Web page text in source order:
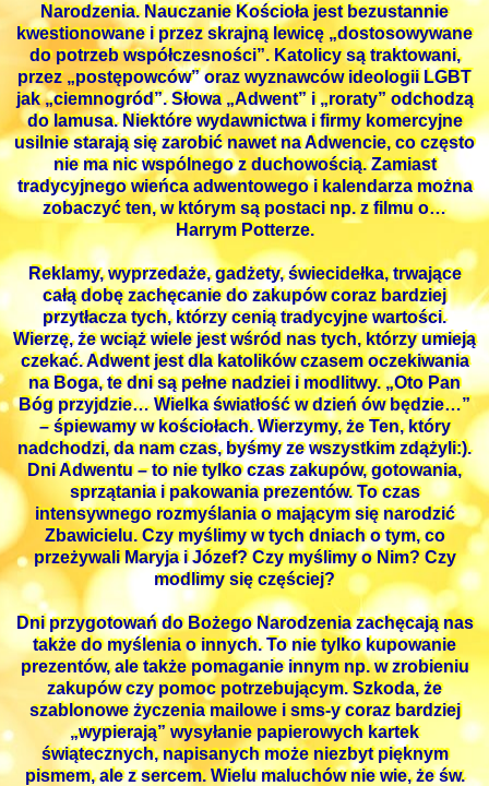
Narodzenia. Nauczanie Kościoła jest bezustannie
kwestionowane i przez skrajną lewicę „dostosowywane
do potrzeb współczesności”. Katolicy są traktowani,
przez „postępowców” oraz wyznawców ideologii LGBT
jak „ciemnogród”. Słowa „Adwent” i „roraty” odchodzą
do lamusa. Niektóre wydawnictwa i firmy komercyjne
usilnie starają się zarobić nawet na Adwencie, co często
nie ma nic wspólnego z duchowością. Zamiast
tradycyjnego wieńca adwentowego i kalendarza można
zobaczyć ten, w którym są postaci np. z filmu o…
Harrym Potterze.
Reklamy, wyprzedaże, gadżety, świecidełka, trwające
całą dobę zachęcanie do zakupów coraz bardziej
przytłacza tych, którzy cenią tradycyjne wartości.
Wierzę, że wciąż wiele jest wśród nas tych, którzy umieją
czekać. Adwent jest dla katolików czasem oczekiwania
na Boga, te dni są pełne nadziei i modlitwy. „Oto Pan
Bóg przyjdzie… Wielka światłość w dzień ów będzie…”
– śpiewamy w kościołach. Wierzymy, że Ten, który
nadchodzi, da nam czas, byśmy ze wszystkim zdążyli:).
Dni Adwentu – to nie tylko czas zakupów, gotowania,
sprzątania i pakowania prezentów. To czas
intensywnego rozmyślania o mającym się narodzić
Zbawicielu. Czy myślimy w tych dniach o tym, co
przeżywali Maryja i Józef? Czy myślimy o Nim? Czy
modlimy się częściej?
Dni przygotowań do Bożego Narodzenia zachęcają nas
także do myślenia o innych. To nie tylko kupowanie
prezentów, ale także pomaganie innym np. w zrobieniu
zakupów czy pomoc potrzebującym. Szkoda, że
szablonowe życzenia mailowe i sms-y coraz bardziej
„wypierają” wysyłanie papierowych kartek
świątecznych, napisanych może niezbyt pięknym
pismem, ale z sercem. Wielu maluchów nie wie, że św.